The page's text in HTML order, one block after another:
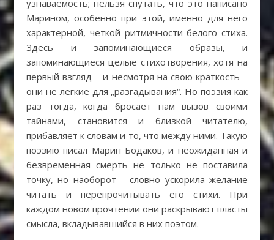
узнаваемость; нельзя спутать, что это написано
Марином, особенно при этой, именно для него
характерной, четкой ритмичности белого стиха.
Здесь и запоминающиеся образы, и
запоминающиеся целые стихотворения, хотя на
первый взгляд – и несмотря на свою краткость –
они не легкие для „разгадывания“. Но поэзия как
раз тогда, когда бросает нам вызов своими
тайнами, становится и близкой читателю,
прибавляет к словам и то, что между ними. Такую
поэзию писал Марин Бодаков, и неожиданная и
безвременная смерть не только не поставила
точку, но наоборот – словно ускорила желание
читать и перепрочитывать его стихи. При
каждом новом прочтении они раскрывают пласты
смысла, вкладывавшийся в них поэтом.